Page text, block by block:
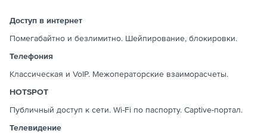
Доступ в интернет
Помегабайтно и безлимитно. Шейпирование, блокировки.
Телефония
Классическая и VoIP. Межоператорские взаиморасчеты.
HOTSPOT
Публичный доступ к сети. Wi-Fi по паспорту. Captive-портал.
Телевидение